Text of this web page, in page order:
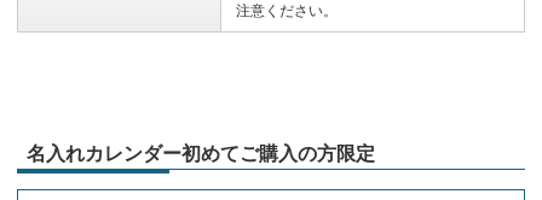
注意ください。
名入れカレンダー初めてご購入の方限定